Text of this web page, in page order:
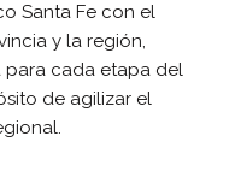
Santa Fe con el
y la región,
para cada etapa del
de agilizar el